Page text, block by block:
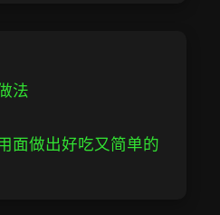
法
面做出好吃又简单的